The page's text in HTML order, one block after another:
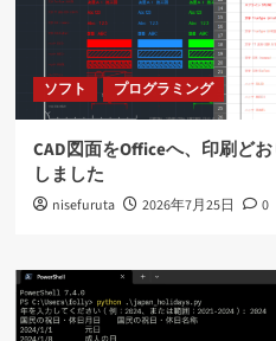
ソフト プログラミング
CAD図面をOfficeへ、印刷ど
しました
nisefuruta 2026年7月25日 0